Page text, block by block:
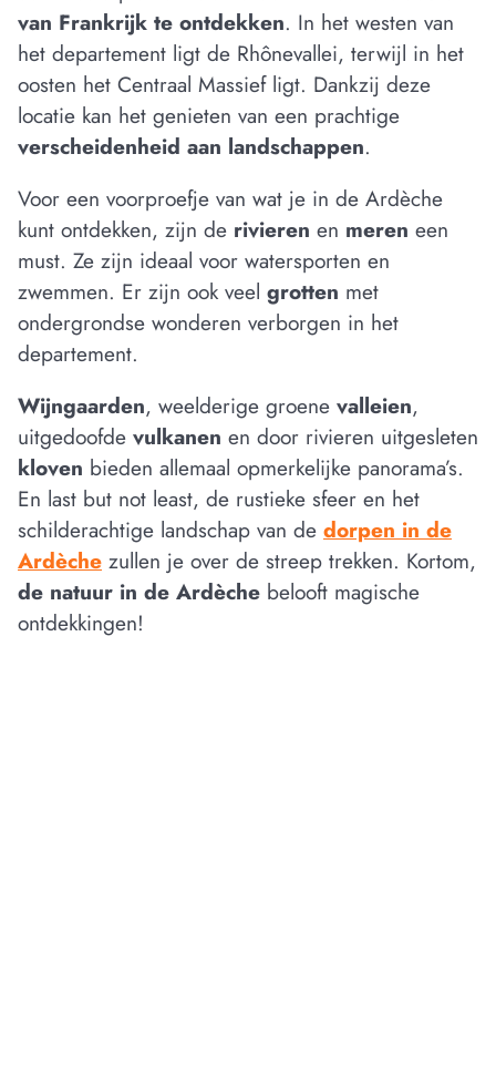
van Frankrijk te ontdekken. In het westen van
het departement ligt de Rhônevallei, terwijl in het
oosten het Centraal Massief ligt. Dankzij deze
locatie kan het genieten van een prachtige
verscheidenheid aan landschappen.
Voor een voorproefje van wat je in de Ardèche
kunt ontdekken, zijn de rivieren en meren een
must. Ze zijn ideaal voor watersporten en
zwemmen. Er zijn ook veel grotten met
ondergrondse wonderen verborgen in het
departement.
Wijngaarden, weelderige groene valleien,
uitgedoofde vulkanen en door rivieren uitgesleten
kloven bieden allemaal opmerkelijke panorama’s.
En last but not least, de rustieke sfeer en het
schilderachtige landschap van de dorpen in de
Ardèche zullen je over de streep trekken. Kortom,
de natuur in de Ardèche belooft magische
ontdekkingen!